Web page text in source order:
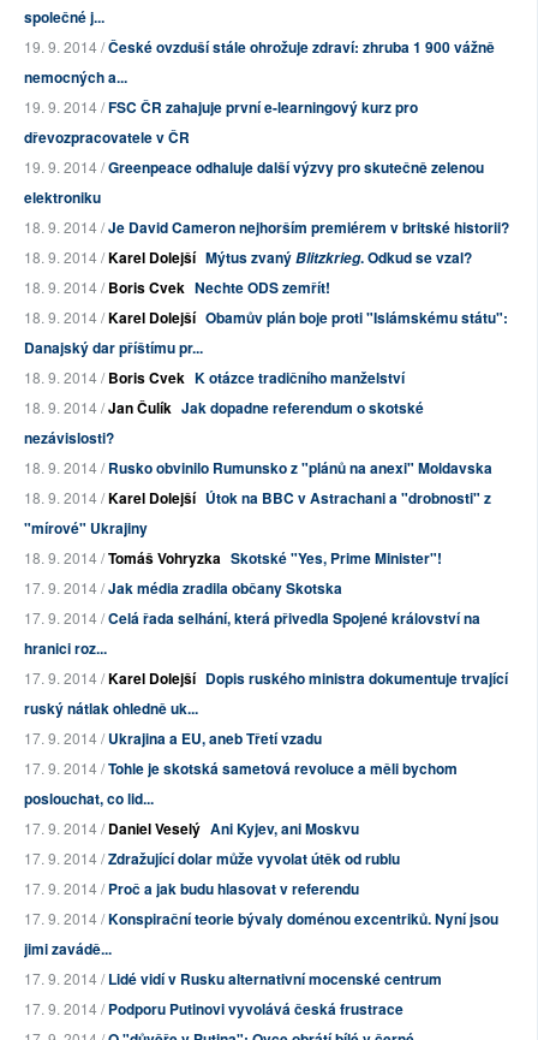
společné j...
19. 9. 2014 /České ovzduší stále ohrožuje zdraví: zhruba 1 900 vážně
nemocných a...
19. 9. 2014 /FSC ČR zahajuje první e-learningový kurz pro
dřevozpracovatele v ČR
19. 9. 2014 /Greenpeace odhaluje další výzvy pro skutečně zelenou
elektroniku
18. 9. 2014 /Je David Cameron nejhorším premiérem v britské historii?
18. 9. 2014 /Karel Dolejší Mýtus zvanýBlitzkrieg. Odkud se vzal?
18. 9. 2014 /Boris Cvek Nechte ODS zemřít!
18. 9. 2014 /Karel Dolejší Obamův plán boje proti "Islámskému státu":
Danajský dar příštímu pr...
18. 9. 2014 /Boris Cvek K otázce tradičního manželství
18. 9. 2014 /Jan Čulík Jak dopadne referendum o skotské
nezávislosti?
18. 9. 2014 /Rusko obvinilo Rumunsko z "plánů na anexi" Moldavska
18. 9. 2014 /Karel Dolejší Útok na BBC v Astrachani a "drobnosti" z
"mírové" Ukrajiny
18. 9. 2014 /Tomáš Vohryzka Skotské "Yes, Prime Minister"!
17. 9. 2014 /Jak média zradila občany Skotska
17. 9. 2014 /Celá řada selhání, která přivedla Spojené království na
hranici roz...
17. 9. 2014 /Karel Dolejší Dopis ruského ministra dokumentuje trvající
ruský nátlak ohledně uk...
17. 9. 2014 /Ukrajina a EU, aneb Třetí vzadu
17. 9. 2014 /Tohle je skotská sametová revoluce a měli bychom
poslouchat, co lid...
17. 9. 2014 /Daniel Veselý Ani Kyjev, ani Moskvu
17. 9. 2014 /Zdražující dolar může vyvolat útěk od rublu
17. 9. 2014 /Proč a jak budu hlasovat v referendu
17. 9. 2014 /Konspirační teorie bývaly doménou excentriků. Nyní jsou
jimi zavádě...
17. 9. 2014 /Lidé vidí v Rusku alternativní mocenské centrum
17. 9. 2014 /Podporu Putinovi vyvolává česká frustrace